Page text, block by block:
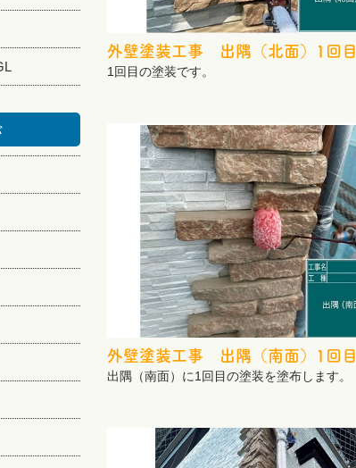
外壁塗装工事 出隅（北面）1回目
1回目の塗装です。
外壁塗装工事 出隅（南面）1回目
出隅（南面）に1回目の塗装を塗布します。